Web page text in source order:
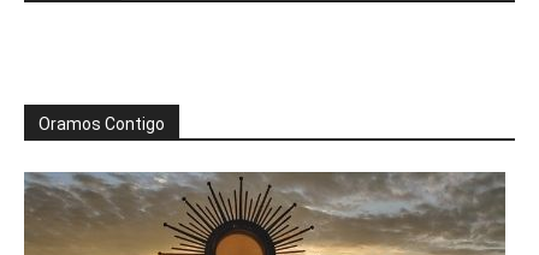
Oramos Contigo